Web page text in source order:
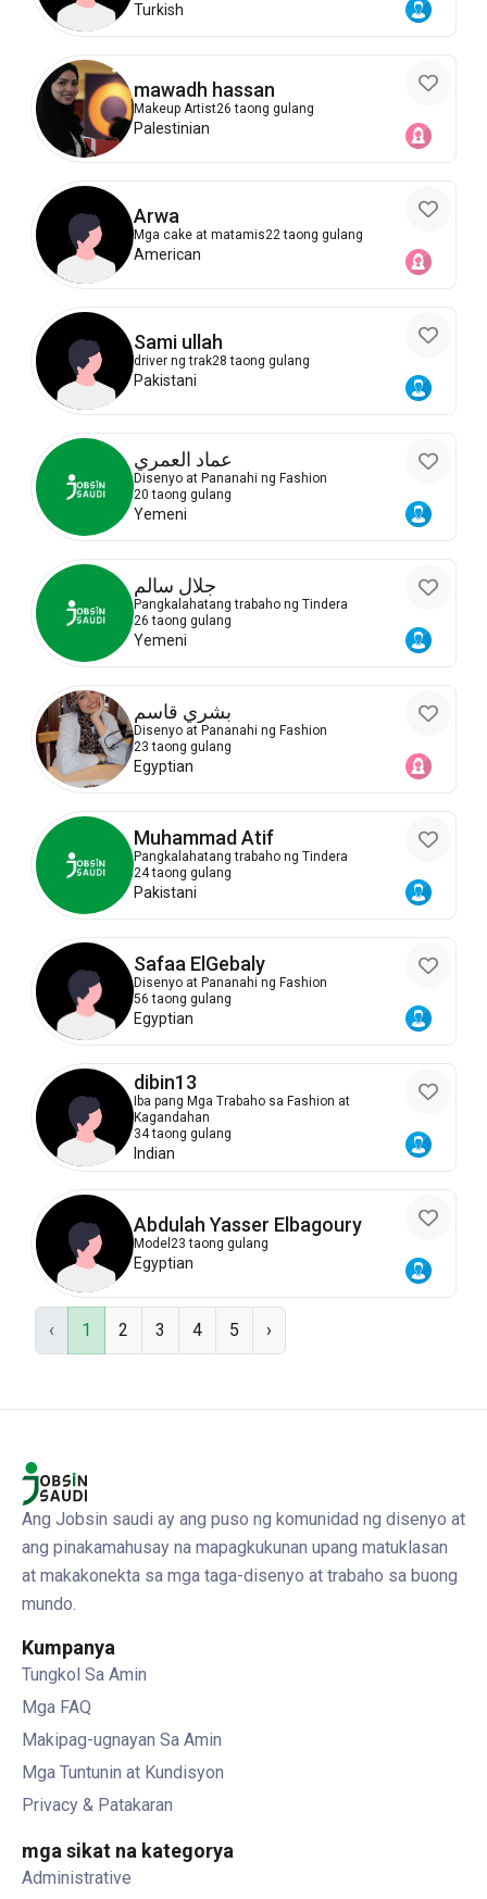
Turkish
mawadh hassan
Makeup Artist26 taong gulang
Palestinian
Arwa
Mga cake at matamis22 taong gulang
American
Sami ullah
driver ng trak28 taong gulang
Pakistani
عماد العمري
Disenyo at Pananahi ng Fashion
20 taong gulang
Yemeni
جلال سالم
Pangkalahatang trabaho ng Tindera
26 taong gulang
Yemeni
بشري قاسم
Disenyo at Pananahi ng Fashion
23 taong gulang
Egyptian
Muhammad Atif
Pangkalahatang trabaho ng Tindera
24 taong gulang
Pakistani
Safaa ElGebaly
Disenyo at Pananahi ng Fashion
56 taong gulang
Egyptian
dibin13
Iba pang Mga Trabaho sa Fashion at
Kagandahan
34 taong gulang
Indian
Abdulah Yasser Elbagoury
Model 23 taong gulang
Egyptian
‹ 1 2 3 4 5 ›
Ang Jobsin saudi ay ang puso ng komunidad ng disenyo at
ang pinakamahusay na mapagkukunan upang matuklasan
at makakonekta sa mga taga-disenyo at trabaho sa buong
mundo.
Kumpanya
Tungkol Sa Amin
Mga FAQ
Makipag-ugnayan Sa Amin
Mga Tuntunin at Kundisyon
Privacy & Patakaran
mga sikat na kategorya
Administrative